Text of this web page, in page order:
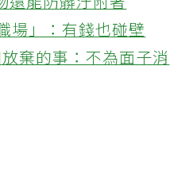
還能防髒汙附著
場」：有錢也碰壁
棄的事：不為面子消